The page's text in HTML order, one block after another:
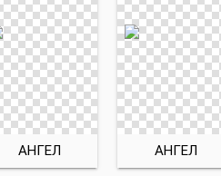
АНГЕЛ АНГЕЛ